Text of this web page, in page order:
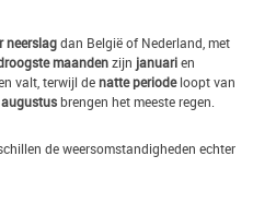
neerslagdan België of Nederland, met
maandenzijn januarien
valt, terwijl denatte periodeloopt van
brengen het meeste regen.
de weersomstandigheden echter